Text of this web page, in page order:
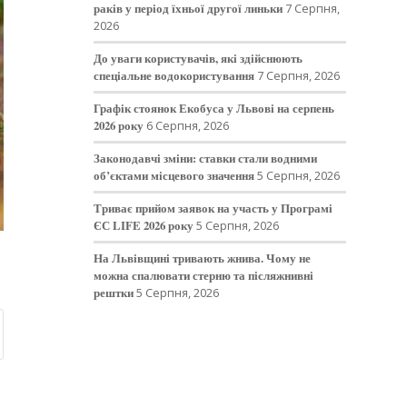
раків у період їхньої другої линьки 7 Серпня,
2026
До уваги користувачів, які здійснюють
спеціальне водокористування 7 Серпня, 2026
Графік стоянок Екобуса у Львові на серпень
2026 року 6 Серпня, 2026
Законодавчі зміни: ставки стали водними
об’єктами місцевого значення5 Серпня, 2026
Триває прийом заявок на участь у Програмі
ЄС LIFE 2026 року5 Серпня, 2026
На Львівщині тривають жнива. Чому не
можна спалювати стерню та післяжнивні
рештки5 Серпня, 2026